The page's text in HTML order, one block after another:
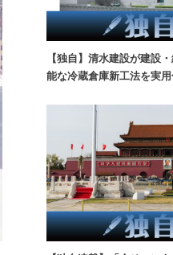
【独自】清水建設が建設
能な冷蔵倉庫新工法を実